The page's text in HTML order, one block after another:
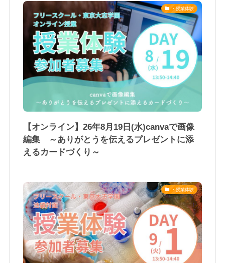
・授業体験
【オンライン】26年8月19日(水)canvaで画像
編集 ～ありがとうを伝えるプレゼントに添
えるカードづくり～
・授業体験